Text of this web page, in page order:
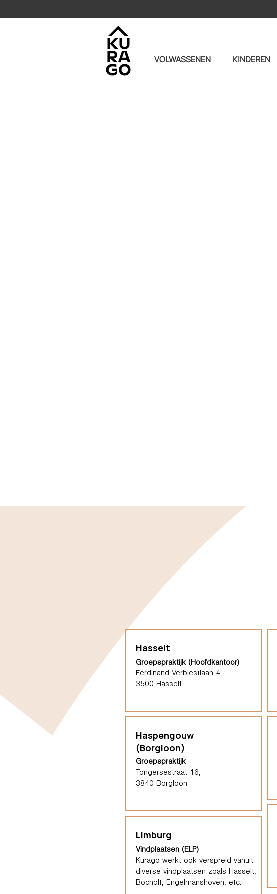
VOLWASSENEN KINDEREN
Hasselt
Groepspraktijk (Hoofdkantoor)
Ferdinand Verbiestlaan 4
3500 Hasselt
Haspengouw
(Borgloon)
Groepspraktijk
Tongersestraat 16,
3840 Borgloon
Limburg
Vindplaatsen (ELP)
Kurago werkt ook verspreid vanuit
diverse vindplaatsen zoals Hasselt,
Bocholt, Engelmanshoven, etc.